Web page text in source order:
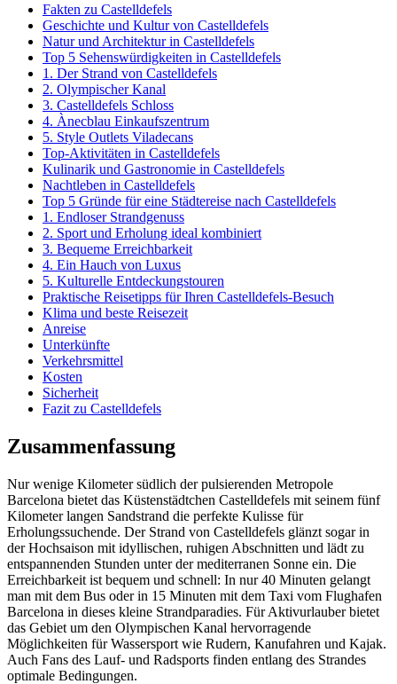
Fakten zu Castelldefels
Geschichte und Kultur von Castelldefels
Natur und Architektur in Castelldefels
Top 5 Sehenswürdigkeiten in Castelldefels
1. Der Strand von Castelldefels
2. Olympischer Kanal
3. Castelldefels Schloss
4. Ànecblau Einkaufszentrum
5. Style Outlets Viladecans
Top-Aktivitäten in Castelldefels
Kulinarik und Gastronomie in Castelldefels
Nachtleben in Castelldefels
Top 5 Gründe für eine Städtereise nach Castelldefels
1. Endloser Strandgenuss
2. Sport und Erholung ideal kombiniert
3. Bequeme Erreichbarkeit
4. Ein Hauch von Luxus
5. Kulturelle Entdeckungstouren
Praktische Reisetipps für Ihren Castelldefels-Besuch
Klima und beste Reisezeit
Anreise
Unterkünfte
Verkehrsmittel
Kosten
Sicherheit
Fazit zu Castelldefels
Zusammenfassung
Nur wenige Kilometer südlich der pulsierenden Metropole
Barcelona bietet das Küstenstädtchen Castelldefels mit seinem fünf
Kilometer langen Sandstrand die perfekte Kulisse für
Erholungssuchende. Der Strand von Castelldefels glänzt sogar in
der Hochsaison mit idyllischen, ruhigen Abschnitten und lädt zu
entspannenden Stunden unter der mediterranen Sonne ein. Die
Erreichbarkeit ist bequem und schnell: In nur 40 Minuten gelangt
man mit dem Bus oder in 15 Minuten mit dem Taxi vom Flughafen
Barcelona in dieses kleine Strandparadies. Für Aktivurlauber bietet
das Gebiet um den Olympischen Kanal hervorragende
Möglichkeiten für Wassersport wie Rudern, Kanufahren und Kajak.
Auch Fans des Lauf- und Radsports finden entlang des Strandes
optimale Bedingungen.